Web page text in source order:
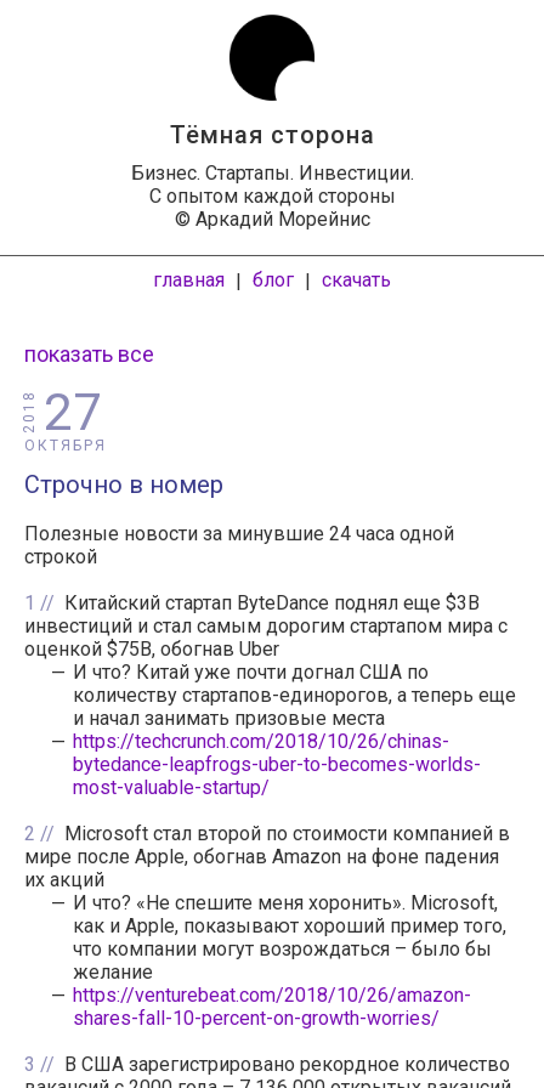
Тёмная сторона
Бизнес. Стартапы. Инвестиции.
С опытом каждой стороны
© Аркадий Морейнис
главная | блог | скачать
показать все
27
ОКТЯБРЯ
2018
Строчно в номер
Полезные новости за минувшие 24 часа одной
строкой
1
Китайский стартап ByteDance поднял еще $3B
инвестиций и стал самым дорогим стартапом мира с
оценкой $75B, обогнав Uber
И что? Китай уже почти догнал США по
количеству стартапов-единорогов, а теперь еще
и начал занимать призовые места
https://techcrunch.com/2018/10/26/chinas-
bytedance-leapfrogs-uber-to-becomes-worlds-
most-valuable-startup/
2
Microsoft стал второй по стоимости компанией в
мире после Apple, обогнав Amazon на фоне падения
их акций
И что? «Не спешите меня хоронить». Microsoft,
как и Apple, показывают хороший пример того,
что компании могут возрождаться – было бы
желание
https://venturebeat.com/2018/10/26/amazon-
shares-fall-10-percent-on-growth-worries/
3
В США зарегистрировано рекордное количество